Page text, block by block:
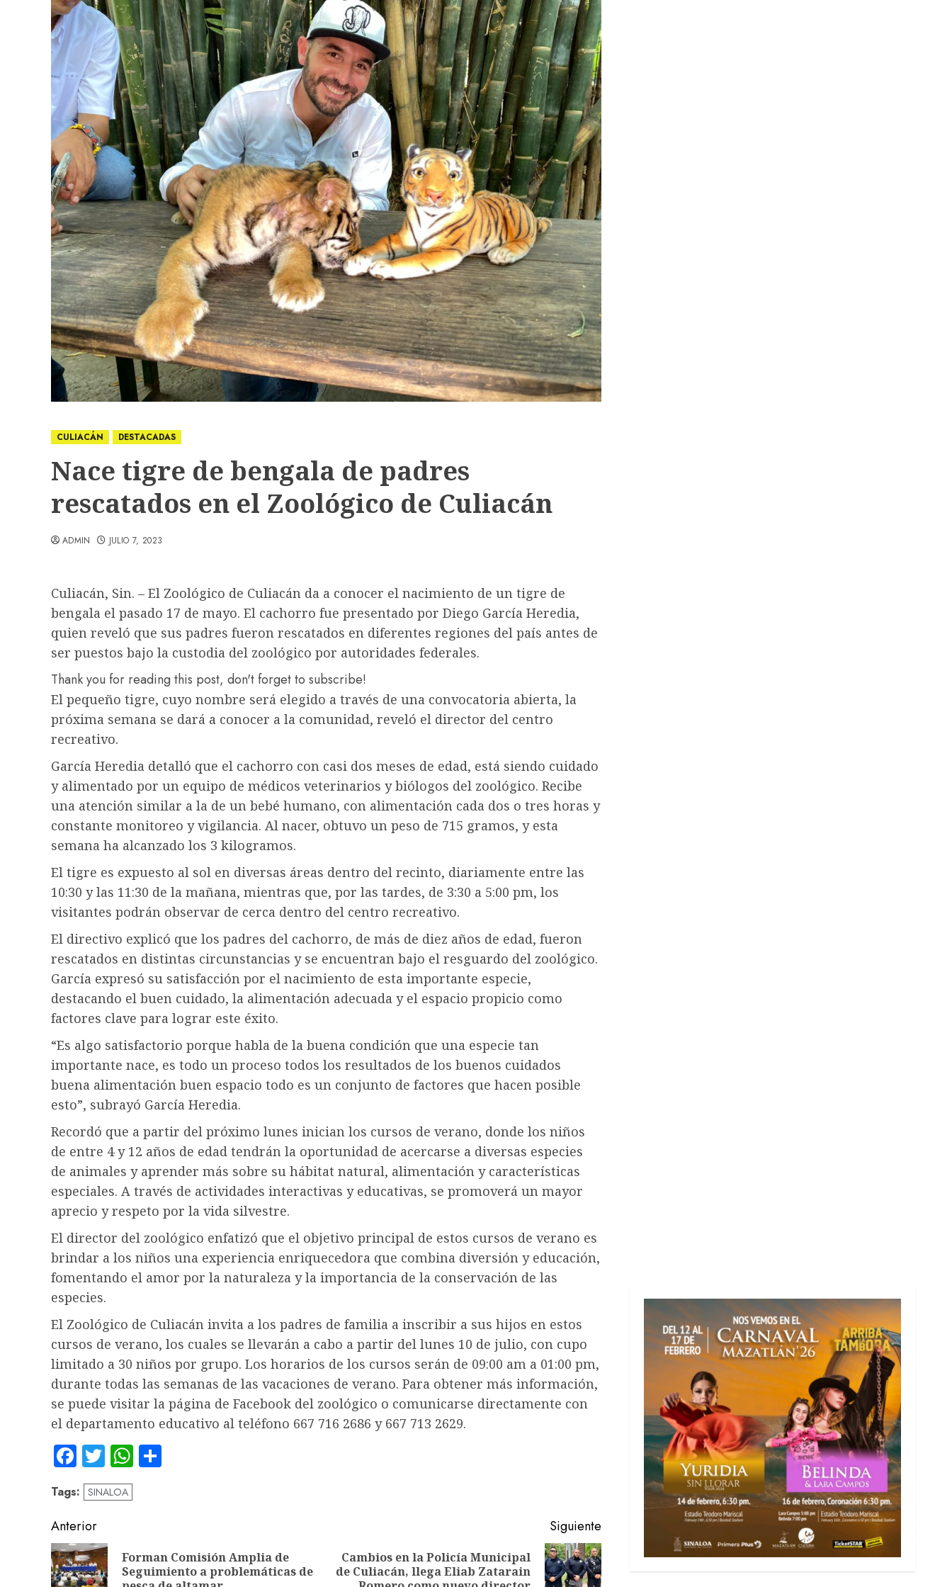
CULIACÁN DESTACADAS
Nace tigre de bengala de padres
rescatados en el Zoológico de Culiacán
ADMIN JULIO 7, 2023
Culiacán, Sin. – El Zoológico de Culiacán da a conocer el nacimiento de un tigre de
bengala el pasado 17 de mayo. El cachorro fue presentado por Diego García Heredia,
quien reveló que sus padres fueron rescatados en diferentes regiones del país antes de
ser puestos bajo la custodia del zoológico por autoridades federales.
Thank you for reading this post, don't forget to subscribe!
El pequeño tigre, cuyo nombre será elegido a través de una convocatoria abierta, la
próxima semana se dará a conocer a la comunidad, reveló el director del centro
recreativo.
García Heredia detalló que el cachorro con casi dos meses de edad, está siendo cuidado
y alimentado por un equipo de médicos veterinarios y biólogos del zoológico. Recibe
una atención similar a la de un bebé humano, con alimentación cada dos o tres horas y
constante monitoreo y vigilancia. Al nacer, obtuvo un peso de 715 gramos, y esta
semana ha alcanzado los 3 kilogramos.
El tigre es expuesto al sol en diversas áreas dentro del recinto, diariamente entre las
10:30 y las 11:30 de la mañana, mientras que, por las tardes, de 3:30 a 5:00 pm, los
visitantes podrán observar de cerca dentro del centro recreativo.
El directivo explicó que los padres del cachorro, de más de diez años de edad, fueron
rescatados en distintas circunstancias y se encuentran bajo el resguardo del zoológico.
García expresó su satisfacción por el nacimiento de esta importante especie,
destacando el buen cuidado, la alimentación adecuada y el espacio propicio como
factores clave para lograr este éxito.
“Es algo satisfactorio porque habla de la buena condición que una especie tan
importante nace, es todo un proceso todos los resultados de los buenos cuidados
buena alimentación buen espacio todo es un conjunto de factores que hacen posible
esto”, subrayó García Heredia.
Recordó que a partir del próximo lunes inician los cursos de verano, donde los niños
de entre 4 y 12 años de edad tendrán la oportunidad de acercarse a diversas especies
de animales y aprender más sobre su hábitat natural, alimentación y características
especiales. A través de actividades interactivas y educativas, se promoverá un mayor
aprecio y respeto por la vida silvestre.
El director del zoológico enfatizó que el objetivo principal de estos cursos de verano es
brindar a los niños una experiencia enriquecedora que combina diversión y educación,
fomentando el amor por la naturaleza y la importancia de la conservación de las
especies.
El Zoológico de Culiacán invita a los padres de familia a inscribir a sus hijos en estos
cursos de verano, los cuales se llevarán a cabo a partir del lunes 10 de julio, con cupo
limitado a 30 niños por grupo. Los horarios de los cursos serán de 09:00 am a 01:00 pm,
durante todas las semanas de las vacaciones de verano. Para obtener más información,
se puede visitar la página de Facebook del zoológico o comunicarse directamente con
el departamento educativo al teléfono 667 716 2686 y 667 713 2629.
Facebook
TwitterWhatsApp
Tags: SINALOA
Navegación
de
entradas
Anterior
Entrada
Forman Comisión Amplia de
Seguimiento a problemáticas de
Siguiente
Siguiente
Cambios en la Policía Municipal
de Culiacán, llega Eliab Zatarain